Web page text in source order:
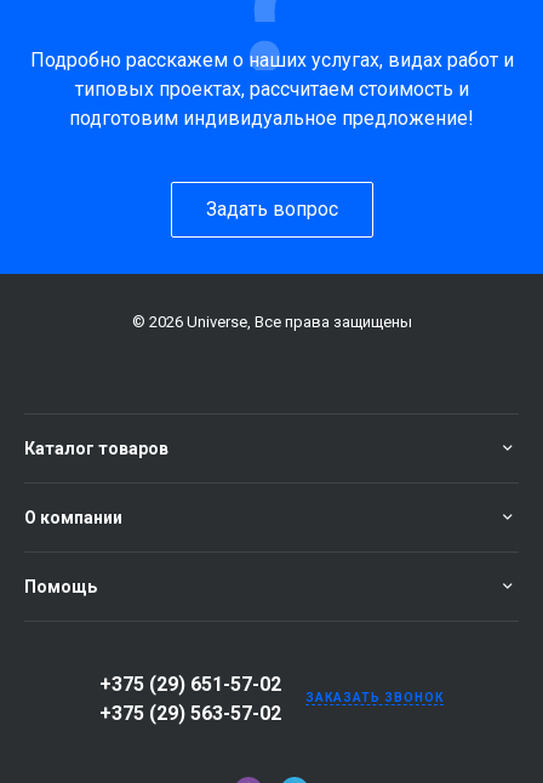
Подробно расскажем о наших услугах, видах работ и
типовых проектах, рассчитаем стоимость и
подготовим индивидуальное предложение!
Задать вопрос
© 2026 Universe, Все права защищены
Каталог товаров
О компании
Помощь
+375 (29) 651-57-02
+375 (29) 563-57-02
ЗАКАЗАТЬ ЗВОНОК